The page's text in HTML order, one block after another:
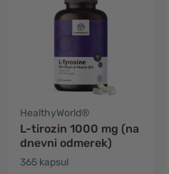
HealthyWorld®
L-tirozin 1000 mg (na
dnevni odmerek)
365 kapsul